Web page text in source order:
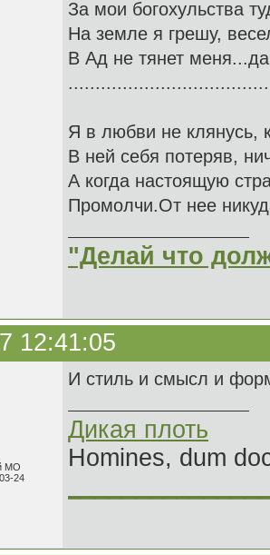
За мои богохульства
На земле я грешу,
В Ад не тянет
Я в любви не клянусь,
В ней себя потеряв,
А когда настоящую
Промолчи.От нее
"Делай что
12:41:05
МО
24
И стиль и смысл и
Дикая плоть
Homines, dum